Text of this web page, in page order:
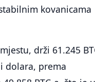
kovanicama
drži 61.245
dolara, prema